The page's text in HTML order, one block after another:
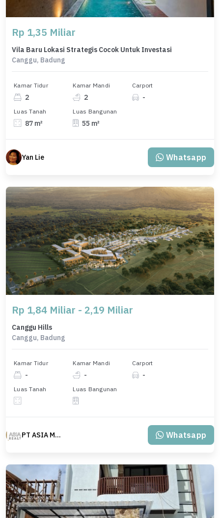
Rp 1,35 Miliar
Vila Baru Lokasi Strategis Cocok Untuk Investasi
Canggu, Badung
Kamar Tidur
2
Kamar Mandi
2
Carport
-
Luas Tanah
87 m²
Luas Bangunan
55 m²
Yan Lie Whatsapp
Rp 1,84 Miliar - 2,19 Miliar
Canggu Hills
Canggu, Badung
Kamar Tidur
-
Kamar Mandi
-
Carport
-
Luas Tanah Luas Bangunan
PT ASIA MAS REALTY Whatsapp